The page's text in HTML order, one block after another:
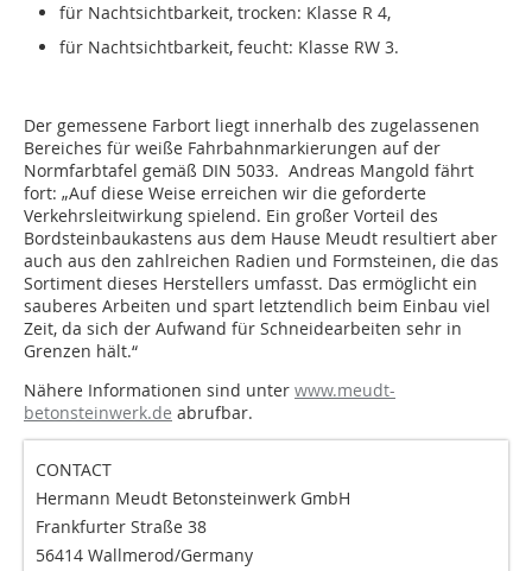
für Nachtsichtbarkeit, trocken: Klasse R 4,
für Nachtsichtbarkeit, feucht: Klasse RW 3.
Der gemessene Farbort liegt innerhalb des zugelassenen
Bereiches für weiße Fahrbahnmarkierungen auf der
Normfarbtafel gemäß DIN 5033. Andreas Mangold fährt
fort: „Auf diese Weise erreichen wir die geforderte
Verkehrsleitwirkung spielend. Ein großer Vorteil des
Bordsteinbaukastens aus dem Hause Meudt resultiert aber
auch aus den zahlreichen Radien und Formsteinen, die das
Sortiment dieses Herstellers umfasst. Das ermöglicht ein
sauberes Arbeiten und spart letztendlich beim Einbau viel
Zeit, da sich der Aufwand für Schneidearbeiten sehr in
Grenzen hält.“
Nähere Informationen sind unter www.meudt-
betonsteinwerk.de abrufbar.
CONTACT
Hermann Meudt Betonsteinwerk GmbH
Frankfurter Straße 38
56414 Wallmerod/Germany